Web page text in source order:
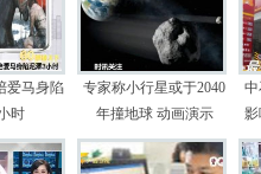
爱马身陷
时
专家称小行星或于2040
年撞地球 动画演示